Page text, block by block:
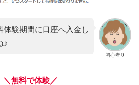
初心者🔰
体験期間に口座へ入金し
♪
＼無料で体験／